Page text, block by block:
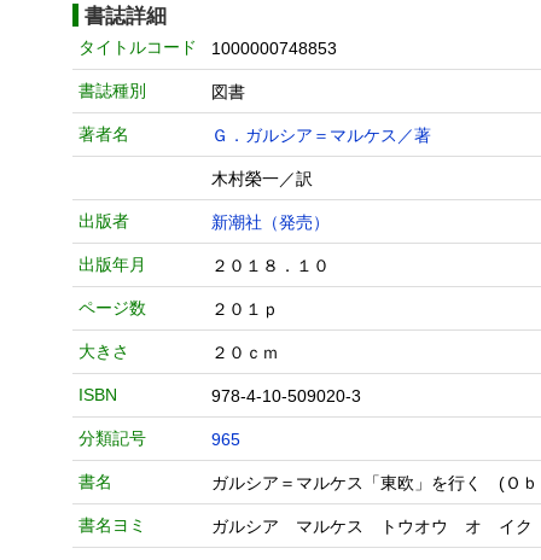
書誌詳細
タイトルコード 1000000748853
書誌種別 図書
著者名 Ｇ．ガルシア＝マルケス／著
木村榮一／訳
出版者 新潮社（発売）
出版年月 ２０１８．１０
ページ数 ２０１ｐ
大きさ ２０ｃｍ
ISBN 978-4-10-509020-3
分類記号 965
書名 ガルシア＝マルケス「東欧」を行く (
書名ヨミ ガルシア マルケス トウオウ オ イク